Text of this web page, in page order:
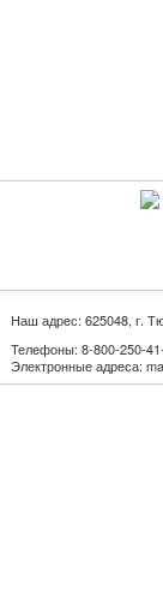
Наш адрес: 625048, г.
Телефоны: 8-800-250-
Электронные адреса: